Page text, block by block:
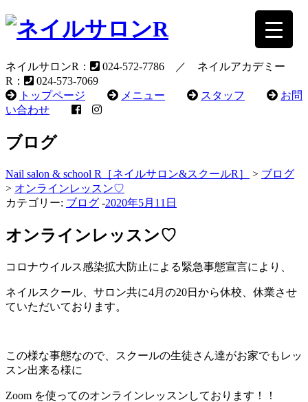
ネイルサロンR：
024-572-7786 ／ ネイルアカデミー
R：
024-573-7069
トップページ
メニュー スタッフ
お問
い合わせ
ブログ
Nail salon & school R［ネイルサロン&スクールR］ > ブログ
> オンラインレッスン♡
カテゴリー: ブログ -2020年5月11日
オンラインレッスン♡
コロナウイルス感染拡大防止による緊急事態宣言により、
ネイルスクール、サロン共に4月の20日から休校、休業させ
ていただいております。
この様な事態なので、スクールの生徒さん達がお家でもレッ
スン出来る様に
Zoom を使ってのオンラインレッスンしております！！